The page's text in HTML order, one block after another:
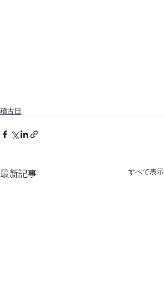
稽古日
最新記事 すべて表示